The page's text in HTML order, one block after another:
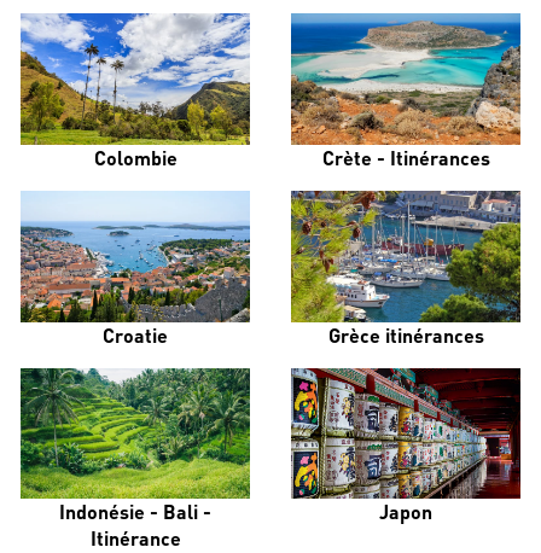
Colombie Crète - Itinérances
Croatie Grèce itinérances
Indonésie - Bali -
Itinérance
Japon